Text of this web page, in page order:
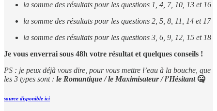
la somme des résultats pour les questions 1, 4, 7, 10, 13 et 16
la somme des résultats pour les questions 2, 5, 8, 11, 14 et 17
la somme des résultats pour les questions 3, 6, 9, 12, 15 et 18
Je vous enverrai sous 48h votre résultat et quelques conseils !
PS : je peux déjà vous dire, pour vous mettre l’eau à la bouche, que
les 3 types sont : le Romantique / le Maximisateur / l’Hésitant 🤐
source disponible ici